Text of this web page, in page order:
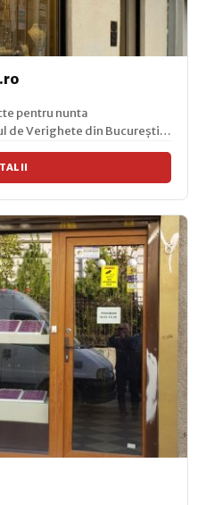
pentru nunta
de Verighete din București,